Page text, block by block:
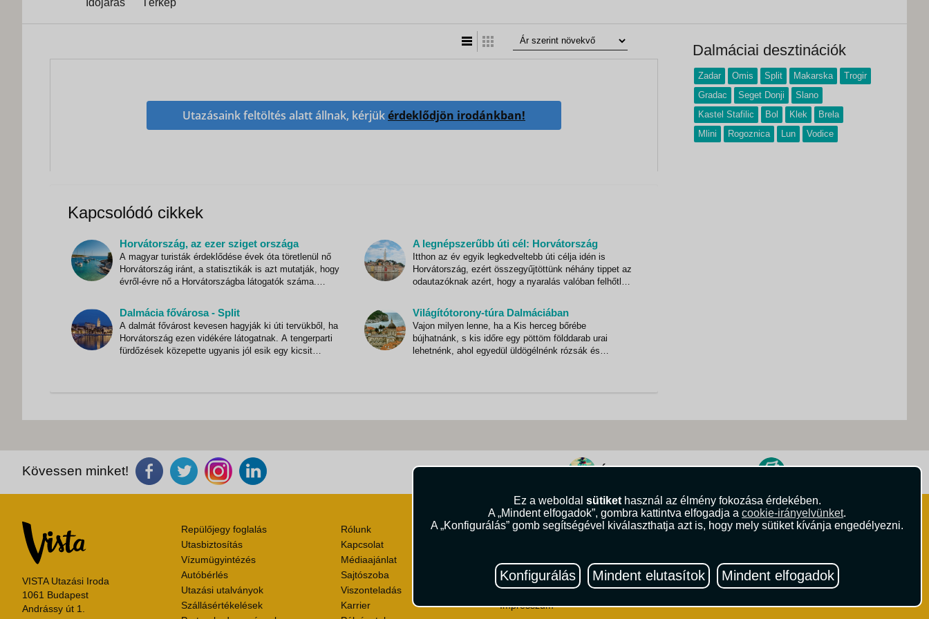
Ez a weboldal sütikethasznál az élmény fokozása érdekében.
A „Mindent elfogadok”, gombra kattintva elfogadja a cookie-irányelvünket.
A „Konfigurálás” gomb segítségével kiválaszthatja azt is, hogy mely sütiket kívánja engedélyezni.
Konfigurálás Mindent elutasítok Mindent elfogadok
Időjárás Térkép
Utazásaink feltöltés alatt állnak, kérjükérdeklődjön irodánkban!
Kapcsolódó cikkek
Horvátország, az ezer sziget országa
A magyar turisták érdeklődése évek óta töretlenül nő
Horvátország iránt, a statisztikák is azt mutatják, hogy
évről-évre nő a Horvátországba látogatók száma.
sziget országát? Magyarország és Horvátország több
mint 800 éves közös történelemre tekint v
A legnépszerűbb úti cél: Horvátország
Itthon az év egyik legkedveltebb úti célja idén is
Horvátország, ezért összegyűjtöttünk néhány tippet az
odautazóknak azért, hogy a nyaralás valóban felhőtlen
tényleg sikerüljön otthon hagyni. Egy külföldi nyaralás
megszervezése sok tervezéssel és
Dalmácia fővárosa - Split
A dalmát fővárost kevesen hagyják ki úti tervükből, ha
Horvátország ezen vidékére látogatnak. A tengerparti
fürdőzések közepette ugyanis jól esik egy kicsit
Világítótorony-túra Dalmáciában
Vajon milyen lenne, ha a Kis herceg bőrébe
bújhatnánk, s kis időre egy pöttöm földdarab urai
lehetnénk, ahol egyedül üldögélnénk rózsák és
Dalmáciai desztinációk
Zadar Omis Split Makarska
Trogir
Gradac
Seget Donji
Slano
Kastel Stafilic
Bol Klek
Brela
Mlini
Rogoznica Lun Vodice
Kövessen minket! Útikritika.hu Vista Magazin
VISTA Utazási Iroda
1061 Budapest
Andrássy út 1.
Repülőjegy foglalás
Utasbiztosítás
Vízumügyintézés
Autóbérlés
Utazási utalványok
Szállásértékelések
Rólunk
Kapcsolat
Médiaajánlat
Sajtószoba
Viszonteladás
Karrier
Utazási Csomag Szerződési Feltételek
Repülőjegy Szerződési Feltételek
Adatvédelem
Impresszum
Hírlevél
Iratkozzon fel Magyarország egyik
legszínesebb utazási hírlevelére!
Értesüljön időben a legfrissebb